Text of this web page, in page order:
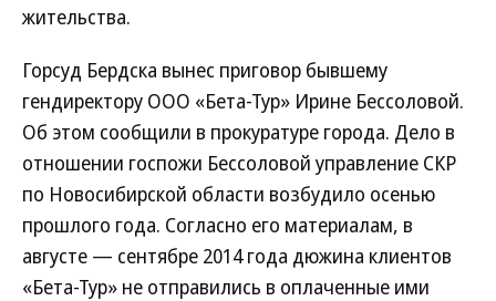
жительства.
Горсуд Бердска вынес приговор бывшему
гендиректору ООО «Бета-Тур» Ирине Бессоловой.
Об этом сообщили в прокуратуре города. Дело в
отношении госпожи Бессоловой управление СКР
по Новосибирской области возбудило осенью
прошлого года. Согласно его материалам, в
августе — сентябре 2014 года дюжина клиентов
«Бета-Тур» не отправились в оплаченные ими